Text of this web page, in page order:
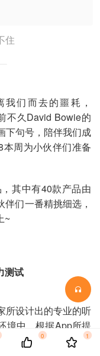
住
们而去的噩耗，
不久David Bowie的
下句号，陪伴我们成
周为小伙伴们准备
其中有40款产品由
们一番精挑细选，
~
测试
所设计出的专业的听
境中，根据App所提
准确得出自己的听力
0 1